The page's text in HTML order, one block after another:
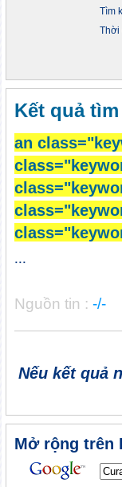
Tìm
Thời
Kết quả
an
...
Nguồn tin : -/-
Nếu kết quả
Mở rộng trên